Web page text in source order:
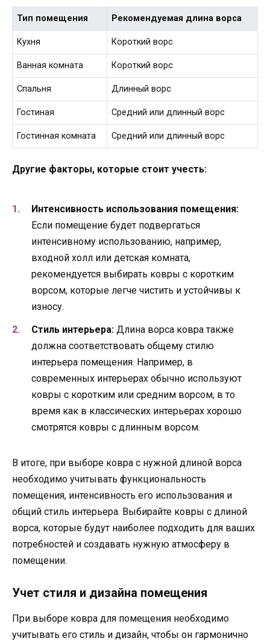
Тип помещения Рекомендуемая длина ворса
Кухня Короткий ворс
Ванная комната Короткий ворс
Спальня Длинный ворс
Гостиная Средний или длинный ворс
Гостинная комната Средний или длинный ворс
Другие факторы, которые стоит учесть:
Интенсивность использования помещения:
Если помещение будет подвергаться
интенсивному использованию, например,
входной холл или детская комната,
рекомендуется выбирать ковры с коротким
ворсом, которые легче чистить и устойчивы к
износу.
Стиль интерьера: Длина ворса ковра также
должна соответствовать общему стилю
интерьера помещения. Например, в
современных интерьерах обычно используют
ковры с коротким или средним ворсом, в то
время как в классических интерьерах хорошо
смотрятся ковры с длинным ворсом.
В итоге, при выборе ковра с нужной длиной ворса
необходимо учитывать функциональность
помещения, интенсивность его использования и
общий стиль интерьера. Выбирайте ковры с длиной
ворса, которые будут наиболее подходить для ваших
потребностей и создавать нужную атмосферу в
помещении.
Учет стиля и дизайна помещения
При выборе ковра для помещения необходимо
учитывать его стиль и дизайн, чтобы он гармонично